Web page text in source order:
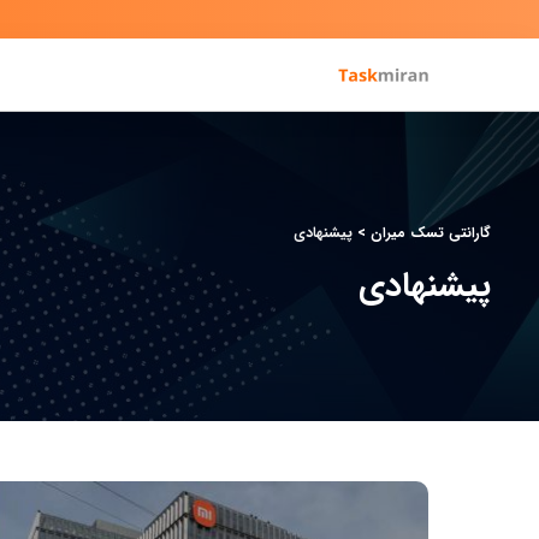
گارانتی تسک میران > پیشنهادی
پیشنهادی